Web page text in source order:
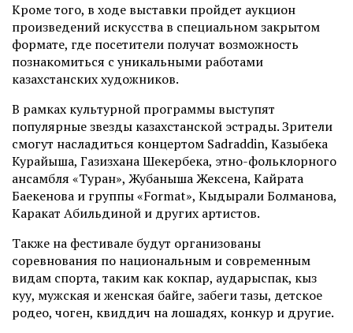
Кроме того, в ходе выставки пройдет аукцион
произведений искусства в специальном закрытом
формате, где посетители получат возможность
познакомиться с уникальными работами
казахстанских художников.
В рамках культурной программы выступят
популярные звезды казахстанской эстрады. Зрители
смогут насладиться концертом Sadraddin, Казыбека
Курайыша, Газизхана Шекербека, этно-фольклорного
ансамбля «Туран», Жубаныша Жексена, Кайрата
Баекенова и группы «Format», Кыдырали Болманова,
Каракат Абильдиной и других артистов.
Также на фестивале будут организованы
соревнования по национальным и современным
видам спорта, таким как кокпар, аударыспак, кыз
куу, мужская и женская байге, забеги тазы, детское
родео, чоген, квиддич на лошадях, конкур и другие.